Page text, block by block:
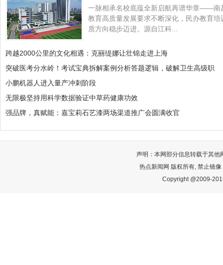
一脉相承名校底蕴全新启航再谱华章——南
教育高质量发展要求不断深化，民办教育
质方向稳步迈进。源自江科...
跨越2000公里的文化相遇：克丽缇娜让壮锦走进上海
突破医考分水岭！考试宝典拆解案例分析答题逻辑，破解卫生高级职
小鹏机器人进入量产冲刺阶段
无限极坚持用科学数据验证中草药健康功效
强品牌，真赋能：嘉宝莉石艺漆两场渠道推广会圆满收官
声明：本网部分信息转载于其他
热点新闻网 版权所有, 禁止镜
Copyright @2009-